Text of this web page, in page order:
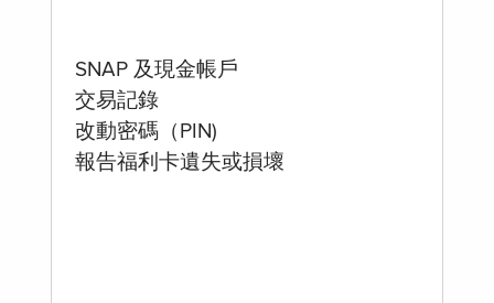
SNAP 及現金帳戶
交易記錄
改動密碼（PIN)
報告福利卡遺失或損壞